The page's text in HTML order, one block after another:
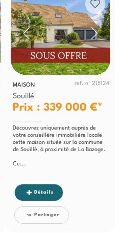
MAISON ref. n° 215124
Souillé
Prix : 339 000 €*
Découvrez uniquement auprès de
votre conseillère immobilière locale
cette maison située sur la commune
de Souillé, à proximité de La Bazoge.
Ce...
Détails
Partager